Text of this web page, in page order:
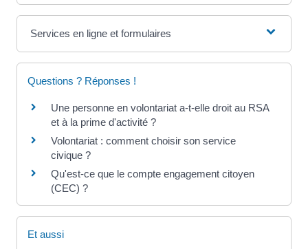
Services en ligne et formulaires
Questions ? Réponses !
Une personne en volontariat a-t-elle droit au RSA
et à la prime d'activité ?
Volontariat : comment choisir son service
civique ?
Qu'est-ce que le compte engagement citoyen
(CEC) ?
Et aussi